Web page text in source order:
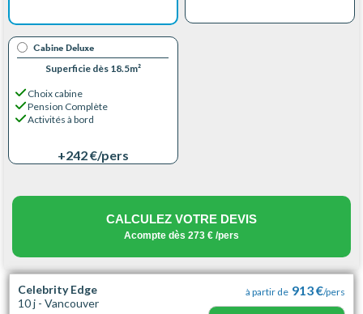
Cabine Deluxe
Superficie dès 18.5m²
Choix cabine
Pension Complète
Activités à bord
+242 €/pers
CALCULEZ VOTRE DEVIS
Acompte dès 273 € /pers
Celebrity Edge
10 j - Vancouver
à partir de 913 €/pers